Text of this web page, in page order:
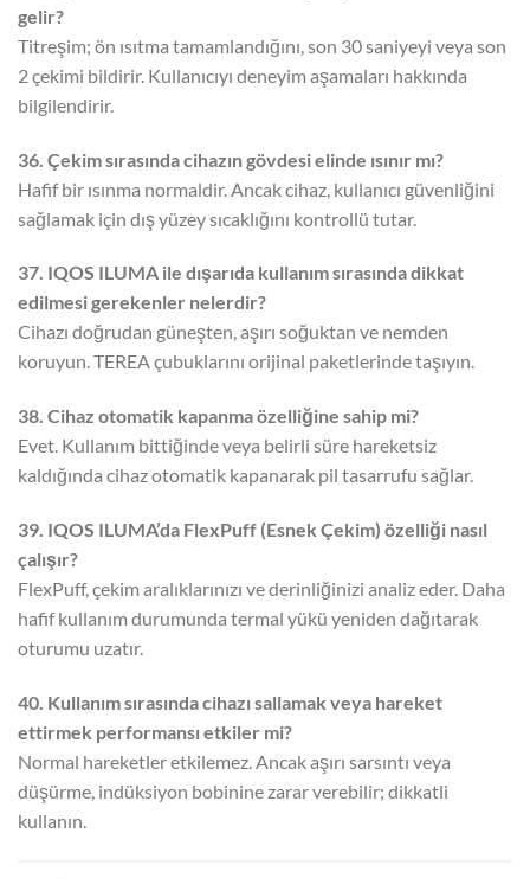
gelir?
Titreşim; ön ısıtma tamamlandığını, son 30 saniyeyi veya son
2 çekimi bildirir. Kullanıcıyı deneyim aşamaları hakkında
bilgilendirir.
36. Çekim sırasında cihazın gövdesi elinde ısınır mı?
Hafif bir ısınma normaldir. Ancak cihaz, kullanıcı güvenliğini
sağlamak için dış yüzey sıcaklığını kontrollü tutar.
37. IQOS ILUMA ile dışarıda kullanım sırasında dikkat
edilmesi gerekenler nelerdir?
Cihazı doğrudan güneşten, aşırı soğuktan ve nemden
koruyun. TEREA çubuklarını orijinal paketlerinde taşıyın.
38. Cihaz otomatik kapanma özelliğine sahip mi?
Evet. Kullanım bittiğinde veya belirli süre hareketsiz
kaldığında cihaz otomatik kapanarak pil tasarrufu sağlar.
39. IQOS ILUMA’da FlexPuff (Esnek Çekim) özelliği nasıl
çalışır?
FlexPuff, çekim aralıklarınızı ve derinliğinizi analiz eder. Daha
hafif kullanım durumunda termal yükü yeniden dağıtarak
oturumu uzatır.
40. Kullanım sırasında cihazı sallamak veya hareket
ettirmek performansı etkiler mi?
Normal hareketler etkilemez. Ancak aşırı sarsıntı veya
düşürme, indüksiyon bobinine zarar verebilir; dikkatli
kullanın.